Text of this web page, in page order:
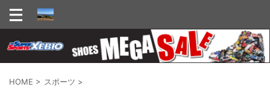
HOME > スポーツ >